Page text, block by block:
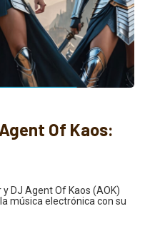
Of Kaos:
DJ Agent Of Kaos (AOK)
música electrónica con su